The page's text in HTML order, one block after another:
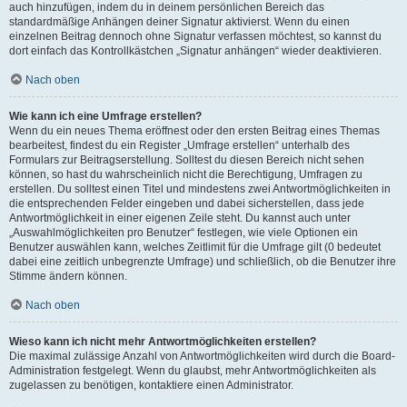
auch hinzufügen, indem du in deinem persönlichen Bereich das
standardmäßige Anhängen deiner Signatur aktivierst. Wenn du einen
einzelnen Beitrag dennoch ohne Signatur verfassen möchtest, so kannst du
dort einfach das Kontrollkästchen „Signatur anhängen“ wieder deaktivieren.
Nach oben
Wie kann ich eine Umfrage erstellen?
Wenn du ein neues Thema eröffnest oder den ersten Beitrag eines Themas
bearbeitest, findest du ein Register „Umfrage erstellen“ unterhalb des
Formulars zur Beitragserstellung. Solltest du diesen Bereich nicht sehen
können, so hast du wahrscheinlich nicht die Berechtigung, Umfragen zu
erstellen. Du solltest einen Titel und mindestens zwei Antwortmöglichkeiten in
die entsprechenden Felder eingeben und dabei sicherstellen, dass jede
Antwortmöglichkeit in einer eigenen Zeile steht. Du kannst auch unter
„Auswahlmöglichkeiten pro Benutzer“ festlegen, wie viele Optionen ein
Benutzer auswählen kann, welches Zeitlimit für die Umfrage gilt (0 bedeutet
dabei eine zeitlich unbegrenzte Umfrage) und schließlich, ob die Benutzer ihre
Stimme ändern können.
Nach oben
Wieso kann ich nicht mehr Antwortmöglichkeiten erstellen?
Die maximal zulässige Anzahl von Antwortmöglichkeiten wird durch die Board-
Administration festgelegt. Wenn du glaubst, mehr Antwortmöglichkeiten als
zugelassen zu benötigen, kontaktiere einen Administrator.